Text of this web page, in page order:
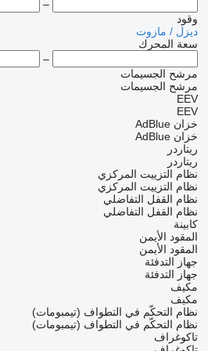
–
وقود
ديزل / مازوت
سعة المحرك
–
مرشح الجسيمات
مرشح الجسيمات
EEV
EEV
خزان AdBlue
خزان AdBlue
ريتاردر
ريتاردر
نظام التزييت المركزي
نظام التزييت المركزي
نظام القفل التفاضلي
نظام القفل التفاضلي
كابينة
المقود الأيمن
المقود الأيمن
جهاز التدفئة
جهاز التدفئة
مكيف
مكيف
نظام التحكّم في التطواف (تيمبومات)
نظام التحكّم في التطواف (تيمبومات)
تاكوغراف